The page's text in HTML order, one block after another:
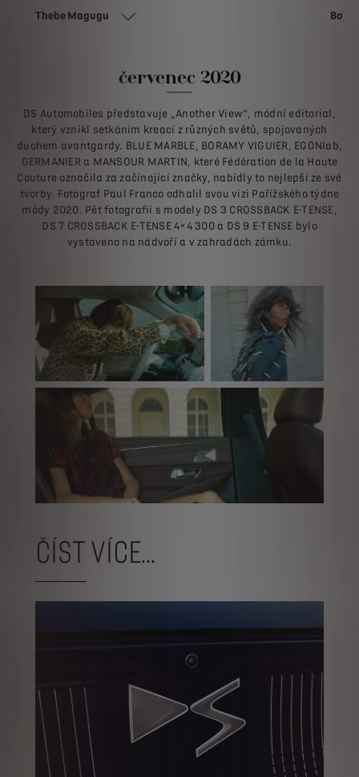
Thebe Magugu
červenec 2020
DS Automobiles představuje „Another View“, módní editorial,
který vznikl setkáním kreací z různých světů, spojovaných
duchem avantgardy. BLUE MARBLE, BORAMY VIGUIER, EGONlab,
GERMANIER a MANSOUR MARTIN, které Fédération de la Haute
Couture označila za začínající značky, nabídly to nejlepší ze své
tvorby. Fotograf Paul Franco odhalil svou vizi Pařížského týdne
módy 2020. Pět fotografií s modely DS 3 CROSSBACK E-TENSE,
DS 7 CROSSBACK E-TENSE 4×4 300 a DS 9 E-TENSE bylo
vystaveno na nádvoří a v zahradách zámku.
ČÍST VÍCE...